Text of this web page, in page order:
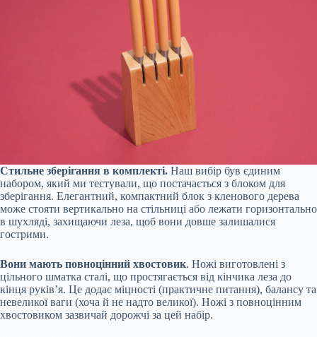
Стильне зберігання в комплекті. Наш вибір був єдиним
набором, який ми тестували, що постачається з блоком для
зберігання. Елегантний, компактний блок з кленового дерева
може стояти вертикально на стільниці або лежати горизонтально
в шухляді, захищаючи леза, щоб вони довше залишалися
гострими.
Вони мають повноцінний хвостовик. Ножі виготовлені з
цільного шматка сталі, що простягається від кінчика леза до
кінця руків’я. Це додає міцності (практичне питання), балансу та
невеликої ваги (хоча й не надто великої). Ножі з повноцінним
хвостовиком зазвичай дорожчі за цей набір.